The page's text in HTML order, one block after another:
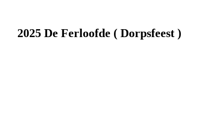
2025 De Ferloofde ( Dorpsfeest )